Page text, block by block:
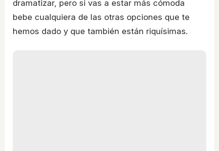
dramatizar, pero si vas a estar más cómoda
bebe cualquiera de las otras opciones que te
hemos dado y que también están riquísimas.